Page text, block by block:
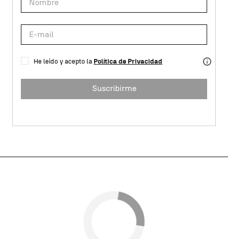
He leído y acepto la Política de Privacidad
Suscribirme